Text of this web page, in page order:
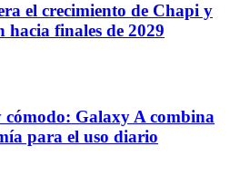
el crecimiento de Chapi y
hacia finales de 2029
cómodo: Galaxy A combina
para el uso diario